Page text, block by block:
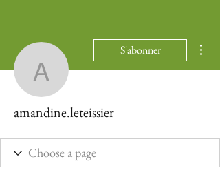
S'abonner
amandine.leteissier